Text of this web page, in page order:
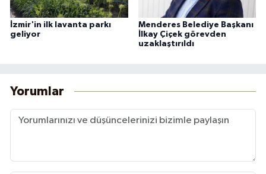
İzmir'in ilk lavanta parkı
geliyor
Menderes Belediye Başkanı
İlkay Çiçek görevden
uzaklaştırıldı
Yorumlar